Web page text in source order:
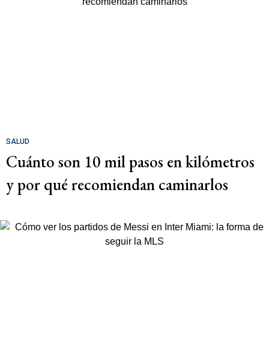
SALUD
Cuánto son 10 mil pasos en kilómetros
y por qué recomiendan caminarlos